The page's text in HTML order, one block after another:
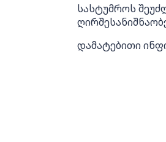
სასტუმროს
დამატებითი